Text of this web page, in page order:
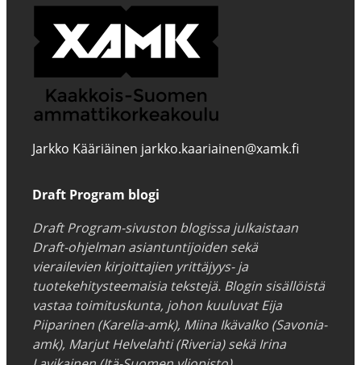
Jarkko Kääriäinen jarkko.kaariainen@xamk.fi
Draft Program blogi
Draft Program-sivuston blogissa julkaistaan
Draft-ohjelman asiantuntijoiden sekä
vierailevien kirjoittajien yrittäjyys- ja
tuotekehitysteemaisia tekstejä. Blogin sisällöistä
vastaa toimituskunta, johon kuuluvat Eija
Piiparinen (Karelia-amk), Miina Ikävalko (Savonia-
amk), Marjut Helvelahti (Riveria) sekä Irina